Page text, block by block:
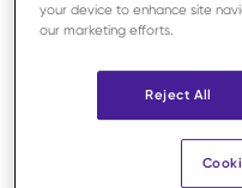
your device to enhance site
our marketing efforts.
Reject All